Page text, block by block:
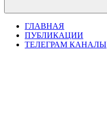
ГЛАВНАЯ
ПУБЛИКАЦИИ
ТЕЛЕГРАМ КАНАЛЫ